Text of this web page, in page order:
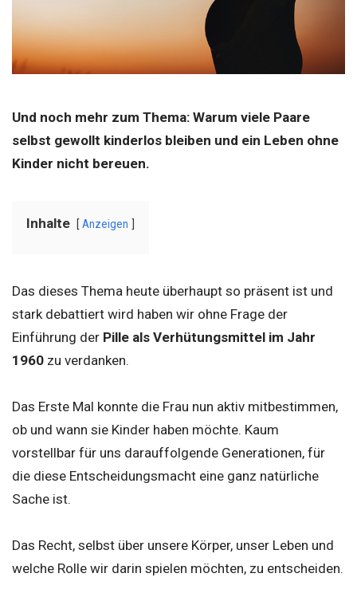
Und noch mehr zum Thema: Warum viele Paare
selbst gewollt kinderlos bleiben und ein Leben ohne
Kinder nicht bereuen.
Inhalte Anzeigen
Das dieses Thema heute überhaupt so präsent ist und
stark debattiert wird haben wir ohne Frage der
Einführung der Pille als Verhütungsmittel im Jahr
1960 zu verdanken.
Das Erste Mal konnte die Frau nun aktiv mitbestimmen,
ob und wann sie Kinder haben möchte. Kaum
vorstellbar für uns darauffolgende Generationen, für
die diese Entscheidungsmacht eine ganz natürliche
Sache ist.
Das Recht, selbst über unsere Körper, unser Leben und
welche Rolle wir darin spielen möchten, zu entscheiden.